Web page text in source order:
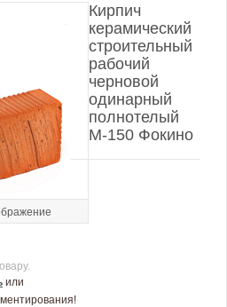
или
Кирпич
керамический
строительный
рабочий
черновой
одинарный
полнотелый
М-150 Фокино